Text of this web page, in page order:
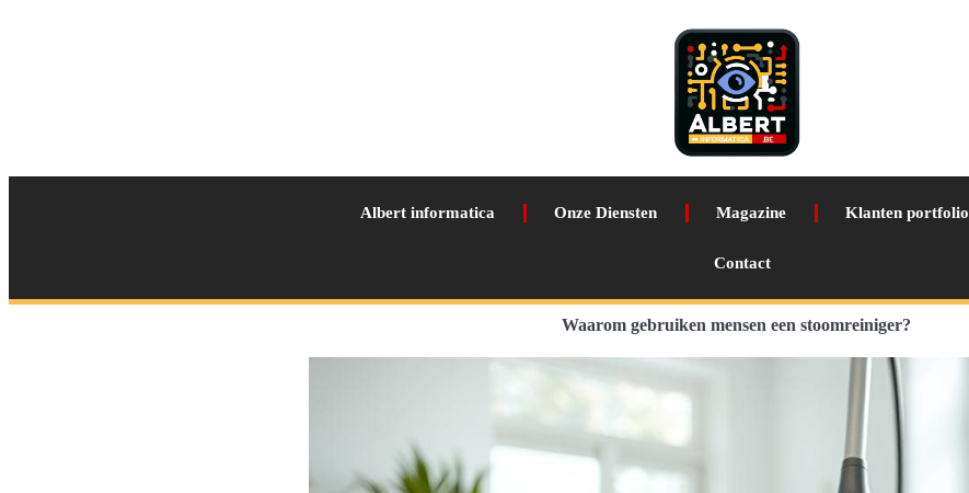
Albert informatica Onze Diensten Magazine Klanten portfolio
Contact
Waarom gebruiken mensen een stoomreiniger?